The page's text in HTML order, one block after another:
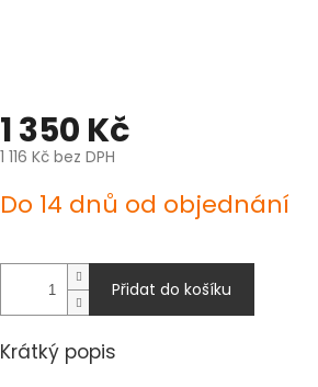
1 350 Kč
1 116 Kč bez DPH
cena:
Do 14 dnů od objednání
Přidat do košíku
Krátký popis